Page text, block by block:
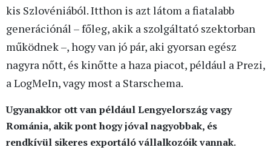
kis Szlovéniából. Itthon is azt látom a fiatalabb
generációnál – főleg, akik a szolgáltató szektorban
működnek –, hogy van jó pár, aki gyorsan egész
nagyra nőtt, és kinőtte a haza piacot, például a Prezi,
a LogMeIn, vagy most a Starschema.
Ugyanakkor ott van például Lengyelország vagy
Románia, akik pont hogy jóval nagyobbak, és
rendkívül sikeres exportáló vállalkozóik vannak.